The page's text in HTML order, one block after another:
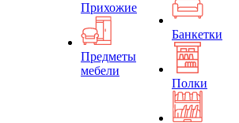
Прихожие
Предметы
мебели
Банкетки
Полки